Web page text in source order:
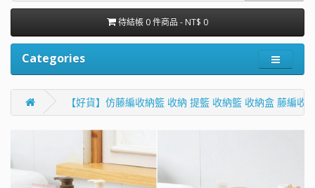
待結帳 0 件商品 - NT$ 0
Categories
【好貨】仿藤編收納籃 收納 提籃 收納籃 收納盒 藤編